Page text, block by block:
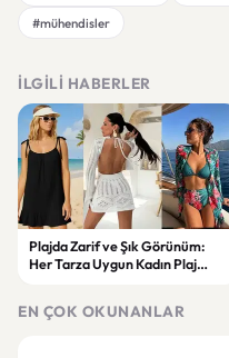
#mühendisler
İLGILI HABERLER
Plajda Zarif ve Şık Görünüm:
Her Tarza Uygun Kadın Plaj
EN ÇOK OKUNANLAR